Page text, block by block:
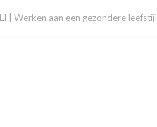
| Werken aan een gezondere leefstijl